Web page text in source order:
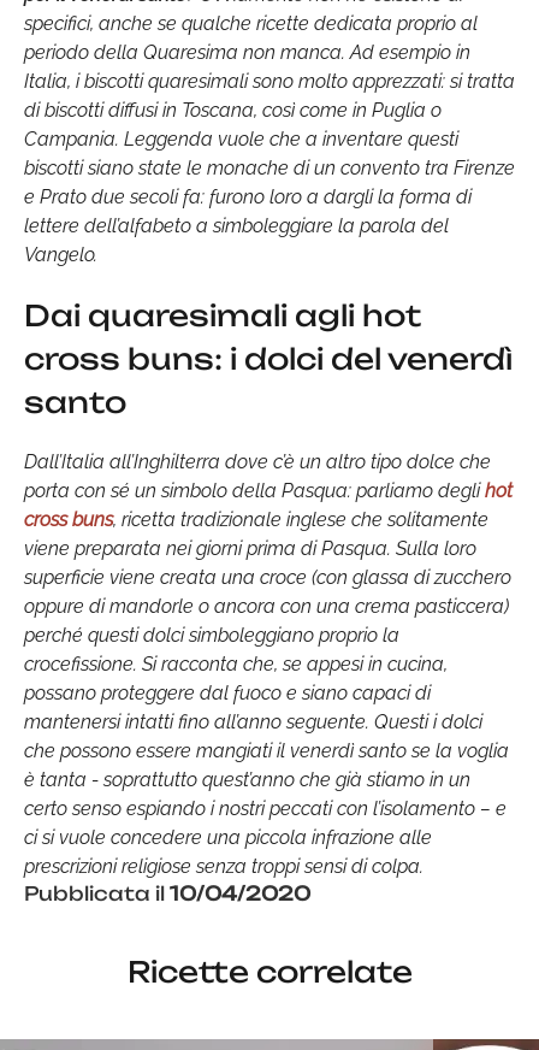
specifici, anche se qualche ricette dedicata proprio al
periodo della Quaresima non manca. Ad esempio in
Italia, i biscotti quaresimali sono molto apprezzati: si tratta
di biscotti diffusi in Toscana, così come in Puglia o
Campania. Leggenda vuole che a inventare questi
biscotti siano state le monache di un convento tra Firenze
e Prato due secoli fa: furono loro a dargli la forma di
lettere dell’alfabeto a simboleggiare la parola del
Vangelo.
Dai quaresimali agli hot
cross buns: i dolci del venerdì
santo
Dall’Italia all’Inghilterra dove c’è un altro tipo dolce che
porta con sé un simbolo della Pasqua: parliamo deglihot
cross buns, ricetta tradizionale inglese che solitamente
viene preparata nei giorni prima di Pasqua. Sulla loro
superficie viene creata una croce (con glassa di zucchero
oppure di mandorle o ancora con una crema pasticcera)
perché questi dolci simboleggiano proprio la
crocefissione. Si racconta che, se appesi in cucina,
possano proteggere dal fuoco e siano capaci di
mantenersi intatti fino all’anno seguente. Questi i dolci
che possono essere mangiati il venerdì santo se la voglia
è tanta - soprattutto quest’anno che già stiamo in un
certo senso espiando i nostri peccati con l’isolamento – e
ci si vuole concedere una piccola infrazione alle
prescrizioni religiose senza troppi sensi di colpa.
Pubblicata il 10/04/2020
Ricette correlate